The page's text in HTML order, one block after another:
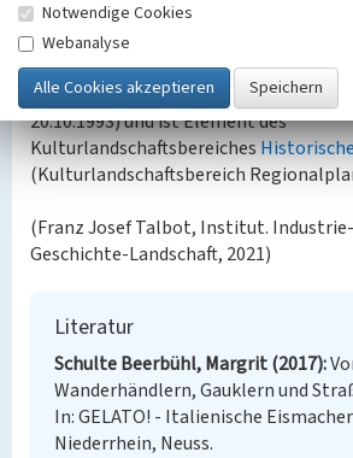
Hinweis
Das Objekt „Nudelfabrik C.&F. Tosetti“
eingetragenes Baudenkmal
Neuss, laufende Nr. 1/201, Eintrag in
20.10.1993) und ist Element des
Kulturlandschaftsbereiches
(Kulturlandschaftsbereich
(Franz Josef Talbot, Institut.
Geschichte-Landschaft, 2021)
Literatur
Schulte Beerbühl, Margrit (2017)
Wanderhändlern, Gauklern und
In: GELATO! - Italienische
Niederrhein, Neuss.
Notwendige Cookies
Webanalyse